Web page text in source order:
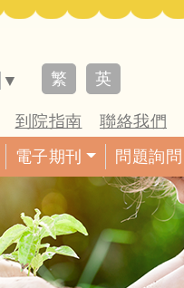
▼ 繁 英
到院指南 聯絡我們
電子期刊 問題詢問